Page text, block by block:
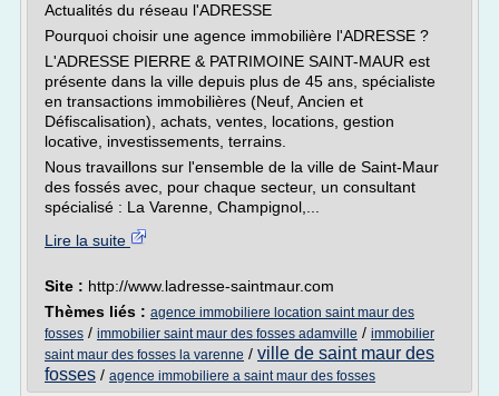
Actualités du réseau l'ADRESSE
Pourquoi choisir une agence immobilière l'ADRESSE ?
L'ADRESSE PIERRE & PATRIMOINE SAINT-MAUR est
présente dans la ville depuis plus de 45 ans, spécialiste
en transactions immobilières (Neuf, Ancien et
Défiscalisation), achats, ventes, locations, gestion
locative, investissements, terrains.
Nous travaillons sur l'ensemble de la ville de Saint-Maur
des fossés avec, pour chaque secteur, un consultant
spécialisé : La Varenne, Champignol,...
Lire la suite
Site : http://www.ladresse-saintmaur.com
Thèmes liés : agence immobiliere location saint maur des
fosses / immobilier saint maur des fosses adamville / immobilier
saint maur des fosses la varenne / ville de saint maur des
fosses / agence immobiliere a saint maur des fosses